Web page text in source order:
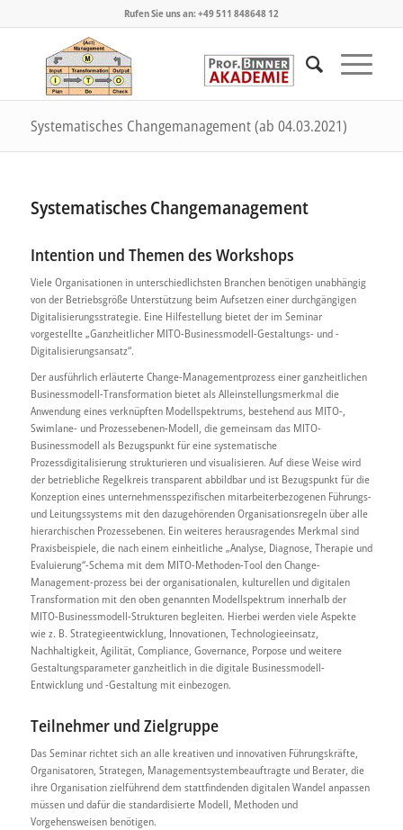
Rufen Sie uns an: +49 511 848648 12
Systematisches Changemanagement (ab 04.03.2021)
Systematisches Changemanagement
Intention und Themen des Workshops
Viele Organisationen in unterschiedlichsten Branchen benötigen unabhängig
von der Betriebsgröße Unterstützung beim Aufsetzen einer durchgängigen
Digitalisierungsstrategie. Eine Hilfestellung bietet der im Seminar
vorgestellte „Ganzheitlicher MITO-Businessmodell-Gestaltungs- und -
Digitalisierungsansatz“.
Der ausführlich erläuterte Change-Managementprozess einer ganzheitlichen
Businessmodell-Transformation bietet als Alleinstellungsmerkmal die
Anwendung eines verknüpften Modellspektrums, bestehend aus MITO-,
Swimlane- und Prozessebenen-Modell, die gemeinsam das MITO-
Businessmodell als Bezugspunkt für eine systematische
Prozessdigitalisierung strukturieren und visualisieren. Auf diese Weise wird
der betriebliche Regelkreis transparent abbildbar und ist Bezugspunkt für die
Konzeption eines unternehmensspezifischen mitarbeiterbezogenen Führungs-
und Leitungssystems mit den dazugehörenden Organisationsregeln über alle
hierarchischen Prozessebenen. Ein weiteres herausragendes Merkmal sind
Praxisbeispiele, die nach einem einheitliche „Analyse, Diagnose, Therapie und
Evaluierung“-Schema mit dem MITO-Methoden-Tool den Change-
Management-prozess bei der organisationalen, kulturellen und digitalen
Transformation mit den oben genannten Modellspektrum innerhalb der
MITO-Businessmodell-Strukturen begleiten. Hierbei werden viele Aspekte
wie z. B. Strategieentwicklung, Innovationen, Technologieeinsatz,
Nachhaltigkeit, Agilität, Compliance, Governance, Porpose und weitere
Gestaltungsparameter ganzheitlich in die digitale Businessmodell-
Entwicklung und -Gestaltung mit einbezogen.
Teilnehmer und Zielgruppe
Das Seminar richtet sich an alle kreativen und innovativen Führungskräfte,
Organisatoren, Strategen, Managementsystembeauftragte und Berater, die
ihre Organisation zielführend dem stattfindenden digitalen Wandel anpassen
müssen und dafür die standardisierte Modell, Methoden und
Vorgehensweisen benötigen.